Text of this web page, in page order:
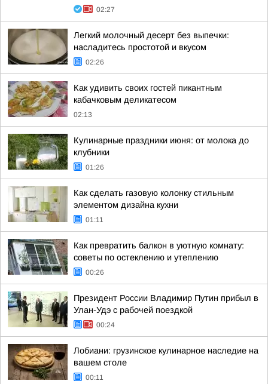
02:27
Легкий молочный десерт без выпечки:
насладитесь простотой и вкусом
02:26
Как удивить своих гостей пикантным
кабачковым деликатесом
02:13
Кулинарные праздники июня: от молока до
клубники
01:26
Как сделать газовую колонку стильным
элементом дизайна кухни
01:11
Как превратить балкон в уютную комнату:
советы по остеклению и утеплению
00:26
Президент России Владимир Путин прибыл в
Улан-Удэ с рабочей поездкой
00:24
Лобиани: грузинское кулинарное наследие на
вашем столе
00:11